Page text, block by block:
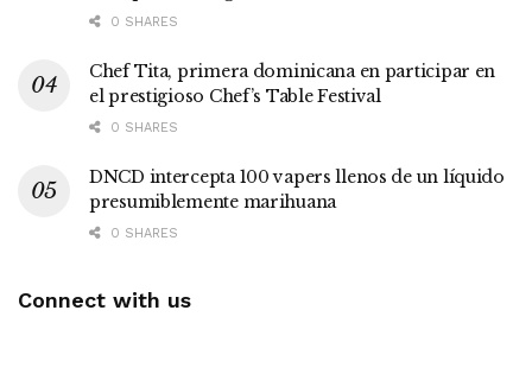
0 SHARES
Chef Tita, primera dominicana en participar en
el prestigioso Chef’s Table Festival
0 SHARES
DNCD intercepta 100 vapers llenos de un líquido
presumiblemente marihuana
0 SHARES
Connect with us